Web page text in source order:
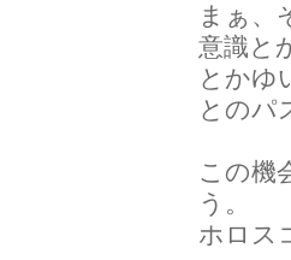
まぁ、
意識と
とかゆ
とのパ
この機
う。
ホロス